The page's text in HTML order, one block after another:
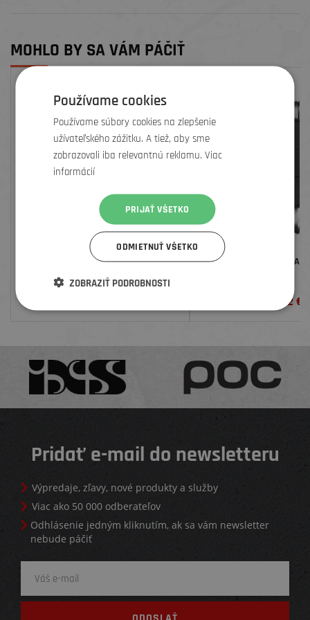
MOHLO BY SA VÁM PÁČIŤ
DEITY GRIPY LOCKJAW
CRANKBROTHERS
19,2€
Pridať e-mail do newsletteru
Výpredaje, zľavy, nové produkty a služby
Viac ako 50 000 odberateľov
Odhlásenie jedným kliknutím, ak sa vám newsletter
nebude páčiť
Používame cookies
Používame súbory cookies na zlepšenie
užívateľského zážitku. A tiež, aby sme
zobrazovali iba relevantnú reklamu. Viac
informácií
PRIJAŤ VŠETKO
ODMIETNUŤ VŠETKO
ZOBRAZIŤ PODROBNOSTI